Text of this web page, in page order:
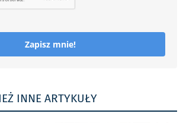
Zapisz mnie!
INNE ARTYKUŁY